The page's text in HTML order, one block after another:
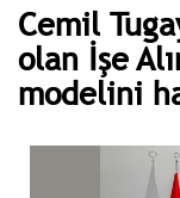
Cemil
olan İşe
modelini